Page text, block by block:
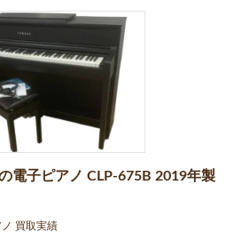
電子ピアノ CLP-675B 2019年製
買取実績